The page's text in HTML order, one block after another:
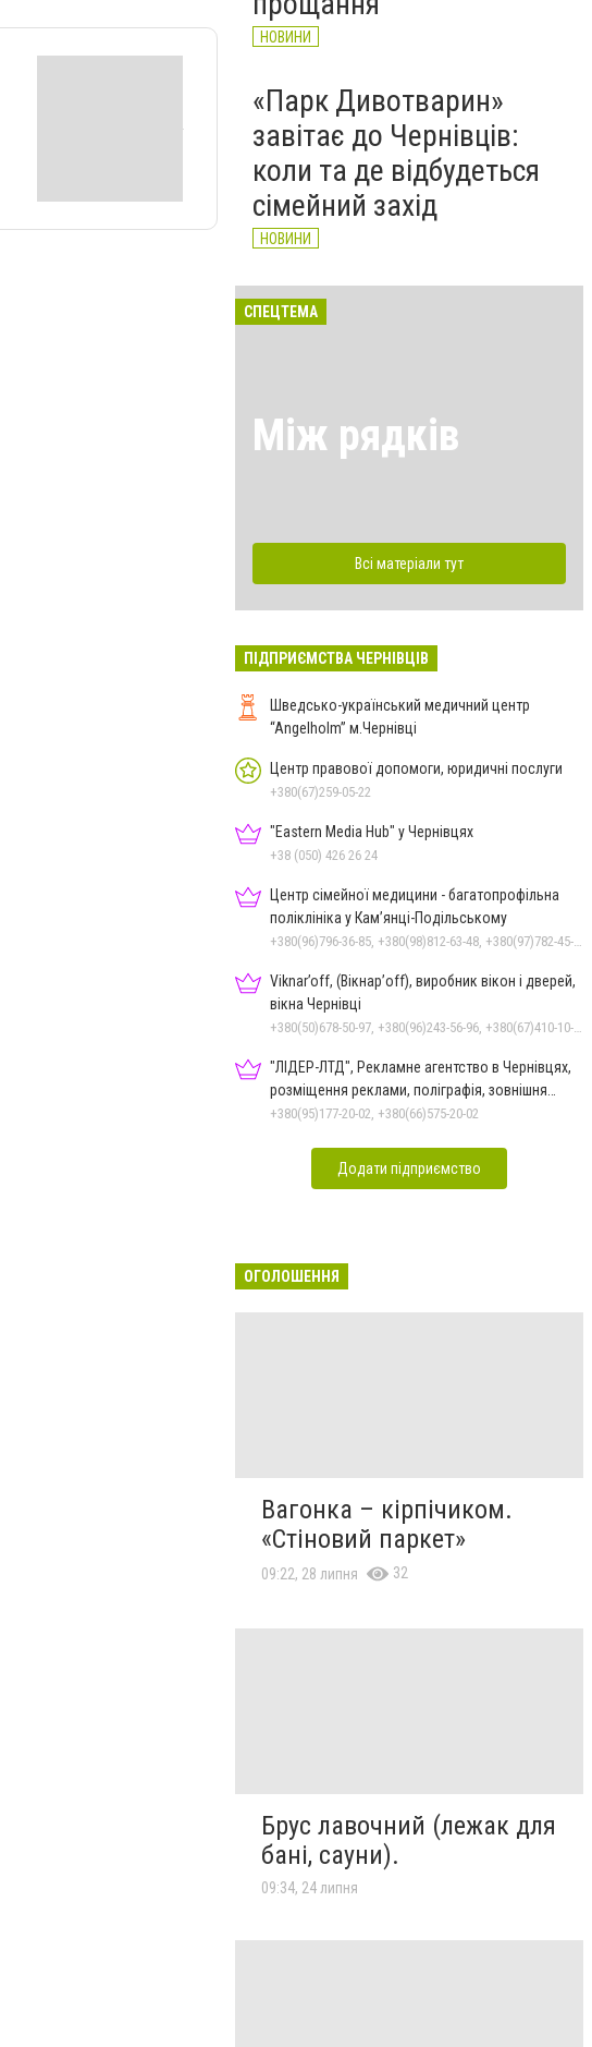
НОВИНИ
«Парк Дивотварин»
завітає до Чернівців:
коли та де відбудеться
сімейний захід
НОВИНИ
СПЕЦТЕМА
Між рядків
Всі матеріали тут
ПІДПРИЄМСТВА ЧЕРНІВЦІВ
Шведсько-український медичний центр
“Angelholm” м.Чернівці
Центр правової допомоги, юридичні послуги
+380(67)259-05-22
"Eastern Media Hub" у Чернівцях
+38 (050) 426 26 24
Центр сімейної медицини - багатопрофільна
поліклініка у Кам’янці-Подільському
Viknar’off, (Вікнар’off), виробник вікон і дверей,
вікна Чернівці
"ЛІДЕР-ЛТД", Рекламне агентство в Чернівцях,
розміщення реклами, поліграфія, зовнішня
реклама
+380(95)177-20-02, +380(66)575-20-02
Додати підприємство
ОГОЛОШЕННЯ
Вагонка – кірпічиком.
«Стіновий паркет»
09:22, 28 липня 32
Брус лавочний (лежак для
бані, сауни).
09:34, 24 липня